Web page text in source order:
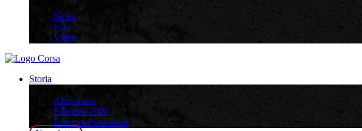
News
Foto
Video
Storia
Albo d’oro
Edizione 2026
Edizioni Precedenti